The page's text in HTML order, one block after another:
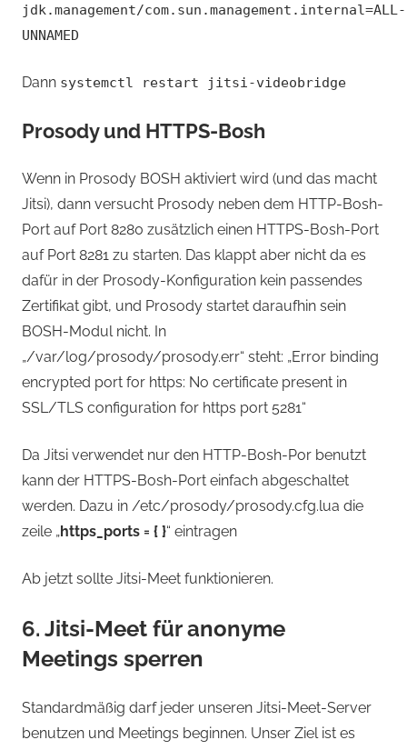
jdk.management/com.sun.management.internal=ALL-
UNNAMED
Dann systemctl restart jitsi-videobridge
Prosody und HTTPS-Bosh
Wenn in Prosody BOSH aktiviert wird (und das macht
Jitsi), dann versucht Prosody neben dem HTTP-Bosh-
Port auf Port 8280 zusätzlich einen HTTPS-Bosh-Port
auf Port 8281 zu starten. Das klappt aber nicht da es
dafür in der Prosody-Konfiguration kein passendes
Zertifikat gibt, und Prosody startet daraufhin sein
BOSH-Modul nicht. In
„/var/log/prosody/prosody.err“ steht: „Error binding
encrypted port for https: No certificate present in
SSL/TLS configuration for https port 5281“
Da Jitsi verwendet nur den HTTP-Bosh-Por benutzt
kann der HTTPS-Bosh-Port einfach abgeschaltet
werden. Dazu in /etc/prosody/prosody.cfg.lua die
zeile „https_ports = { }“ eintragen
Ab jetzt sollte Jitsi-Meet funktionieren.
6. Jitsi-Meet für anonyme
Meetings sperren
Standardmäßig darf jeder unseren Jitsi-Meet-Server
benutzen und Meetings beginnen. Unser Ziel ist es